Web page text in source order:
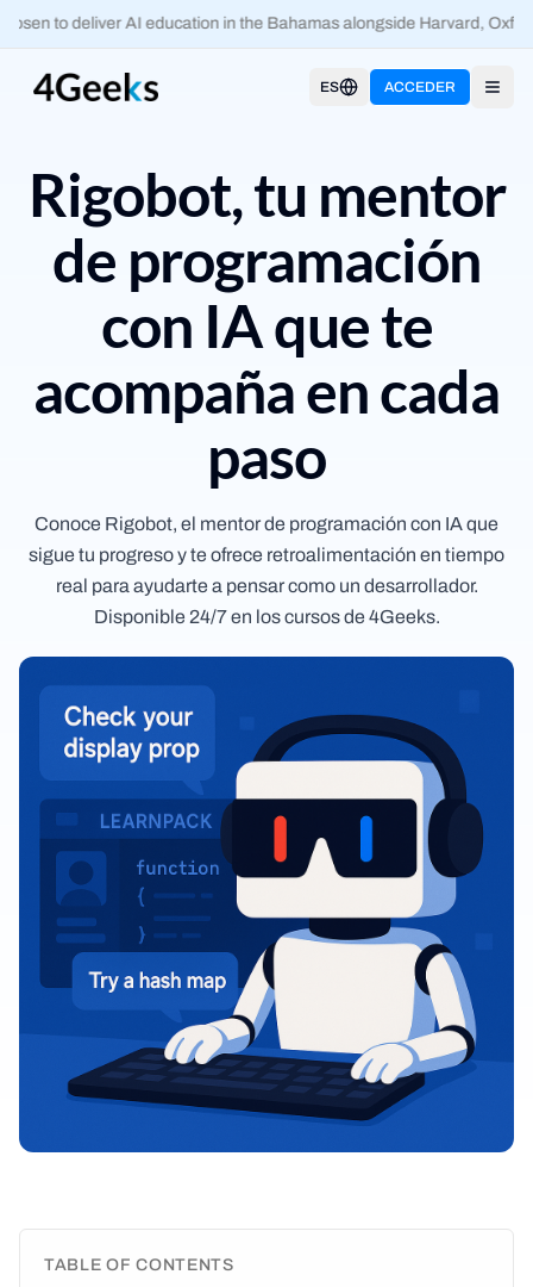
to deliver AI education in the Bahamas alongside Harvard,
ES ACCEDER
Rigobot, tu mentor
de programación
con IA que te
acompaña en cada
paso
Conoce Rigobot, el mentor de programación con IA que
sigue tu progreso y te ofrece retroalimentación en tiempo
real para ayudarte a pensar como un desarrollador.
Disponible 24/7 en los cursos de 4Geeks.
TABLE OF CONTENTS